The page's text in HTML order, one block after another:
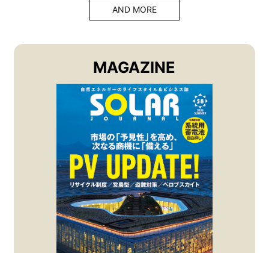
AND MORE
MAGAZINE